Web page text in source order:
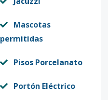
Mascotas
permitidas
Pisos Porcelanato
Portón Eléctrico